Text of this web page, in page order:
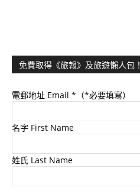
免費取得《旅報》及旅遊懶人包！
電郵地址 Email *（*必要填寫）
名字 First Name
姓氏 Last Name